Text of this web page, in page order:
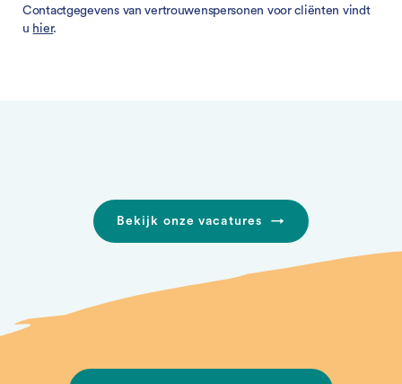
Contactgegevens van vertrouwenspersonen voor cliënten vindt
u hier.
Bekijk onze vacatures